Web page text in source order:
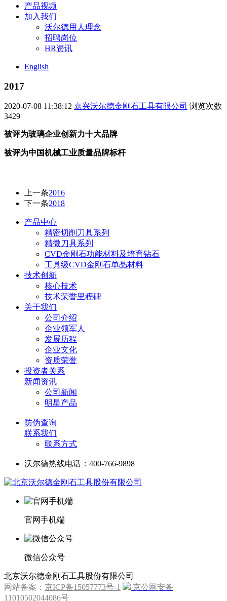
产品视频
加入我们
沃尔德用人理念
招聘岗位
HR资讯
English
2017
2020-07-08 11:38:12 嘉兴沃尔德金刚石工具有限公司 浏览次数
3429
被评为玻璃企业创新力十大品牌
被评为中国机械工业质量品牌标杆
上一条2016
下一条2018
产品中心
精密切削刀具系列
精微刀具系列
CVD金刚石功能材料及培育钻石
工具级CVD金刚石单晶材料
技术创新
核心技术
技术荣誉里程碑
关于我们
公司介绍
企业领军人
发展历程
企业文化
资质荣誉
投资者关系
新闻资讯
公司新闻
明星产品
防伪查询
联系我们
联系方式
沃尔德热线电话：400-766-9898
官网手机端
微信公众号
北京沃尔德金刚石工具股份有限公司
网站备案： 京ICP备15057773号-1
京公网安备
11010502044086号